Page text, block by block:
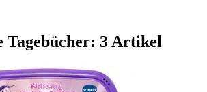
Tagebücher: 3 Artikel